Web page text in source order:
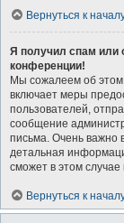
Вернуться к
Я получил спам или
конференции!
Мы сожалеем об
включает меры
пользователей,
сообщение
письма. Очень важно
детальная
сможет в этом
Вернуться к